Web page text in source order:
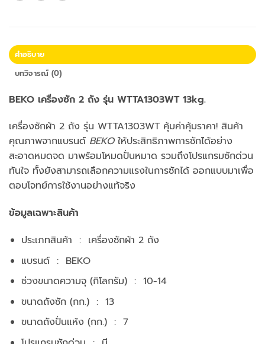
คำอธิบาย
บทวิจารณ์ (0)
BEKO เครื่องซัก 2 ถัง รุ่น WTTA1303WT 13kg.
เครื่องซักผ้า 2 ถัง รุ่น WTTA1303WT คุ้มค่าคุ้มราคา! สินค้า
คุณภาพจากแบรนด์ BEKOให้ประสิทธิภาพการซักได้อย่าง
สะอาดหมดจด มาพร้อมโหมดปั่นหมาด รวมถึงโปรแกรมซักด่วน
ทันใจ ทั้งยังสามารถเลือกความแรงในการซักได้ ออกแบบมาเพื่อ
ตอบโจทย์การใช้งานอย่างแท้จริง
ข้อมูลเฉพาะสินค้า
ประเภทสินค้า : เครื่องซักผ้า 2 ถัง
แบรนด์ : BEKO
ช่วงขนาดความจุ (กิโลกรัม) : 10-14
ขนาดถังซัก (กก.) : 13
ขนาดถังปั่นแห้ง (กก.) : 7